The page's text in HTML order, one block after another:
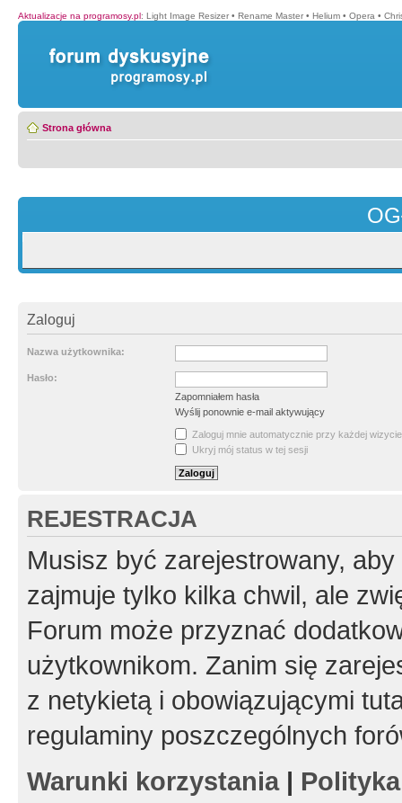
Aktualizacje na programosy.pl: Light Image Resizer • Rename Master • Helium • Opera •
Strona główna
Zaloguj
Nazwa użytkownika:
Hasło:
Zapomniałem hasła
Wyślij ponownie e-mail aktywujący
Zaloguj mnie automatycznie przy każdej wizycie
Ukryj mój status w tej sesji
REJESTRACJA
Musisz być zarejestrowany,
zajmuje tylko kilka chwil, ale
Forum może przyznać
użytkownikom. Zanim się
z netykietą i obowiązującymi
regulaminy poszczególnych
Warunki korzystania|